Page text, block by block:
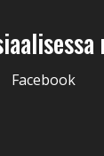
Facebook